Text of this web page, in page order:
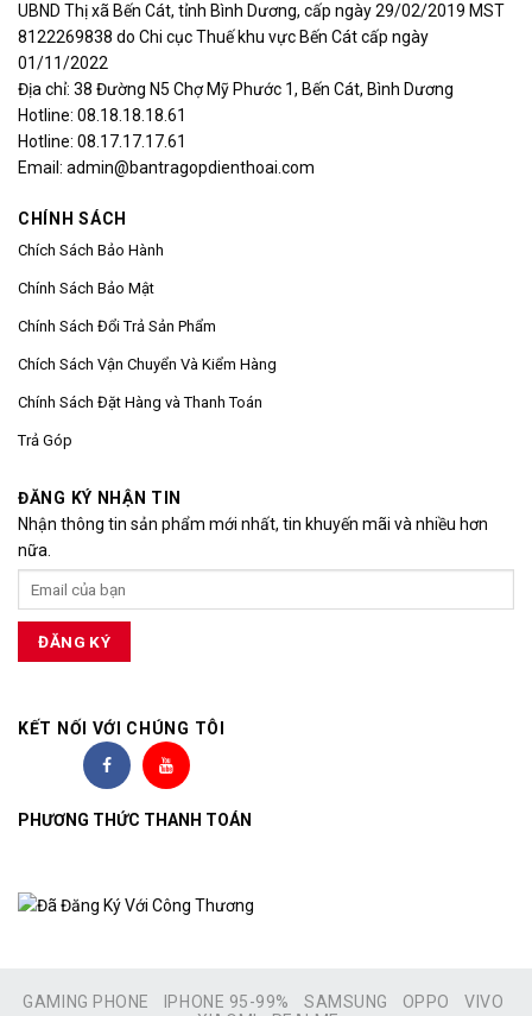
UBND Thị xã Bến Cát, tỉnh Bình Dương, cấp ngày 29/02/2019 MST
8122269838 do Chi cục Thuế khu vực Bến Cát cấp ngày
01/11/2022
Địa chỉ: 38 Đường N5 Chợ Mỹ Phước 1, Bến Cát, Bình Dương
Hotline: 08.18.18.18.61
Hotline: 08.17.17.17.61
Email: admin@bantragopdienthoai.com
CHÍNH SÁCH
Chích Sách Bảo Hành
Chính Sách Bảo Mật
Chính Sách Đổi Trả Sản Phẩm
Chích Sách Vận Chuyển Và Kiểm Hàng
Chính Sách Đặt Hàng và Thanh Toán
Trả Góp
ĐĂNG KÝ NHẬN TIN
Nhận thông tin sản phẩm mới nhất, tin khuyến mãi và nhiều hơn
nữa.
KẾT NỐI VỚI CHÚNG TÔI
PHƯƠNG THỨC THANH TOÁN
GAMING PHONE IPHONE 95-99% SAMSUNG OPPO
VIVO